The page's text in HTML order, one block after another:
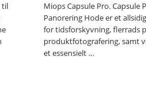
til
Miops Capsule Pro. Capsule
Panorering Hode er et
for tidsforskyvning, flerrads
produktfotografering, samt
et essensielt …